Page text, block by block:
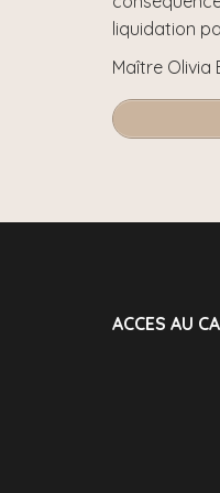
liquidation
Maître Olivia
ACCES AU